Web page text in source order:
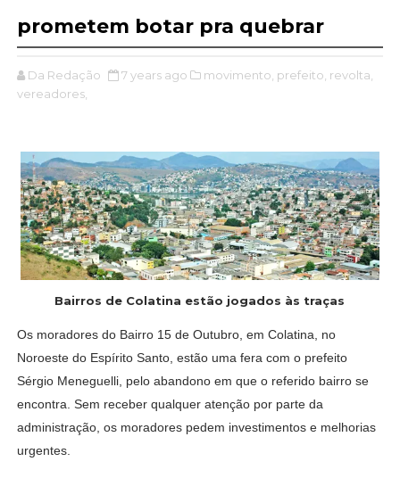
prometem botar pra quebrar
Da Redação 7 years ago movimento, prefeito, revolta,
vereadores,
Bairros de Colatina estão jogados às traças
Os moradores do Bairro 15 de Outubro, em Colatina, no
Noroeste do Espírito Santo, estão uma fera com o prefeito
Sérgio Meneguelli, pelo abandono em que o referido bairro se
encontra. Sem receber qualquer atenção por parte da
administração, os moradores pedem investimentos e melhorias
urgentes.